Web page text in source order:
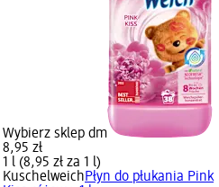
Wybierz sklep dm
8,95 zł
1 l (8,95 zł za 1 l)
KuschelweichPłyn do płukania Pink